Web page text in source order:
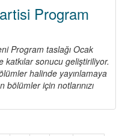
Program
Program taslağı Ocak
katkılar sonucu geliştiriliyor.
halinde yayınlamaya
bölümler için notlarınızı